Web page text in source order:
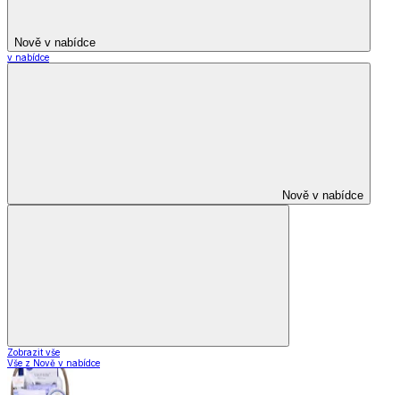
Nově v nabídce
v nabídce
Nově v nabídce
Zobrazit vše
Vše z Nově v nabídce